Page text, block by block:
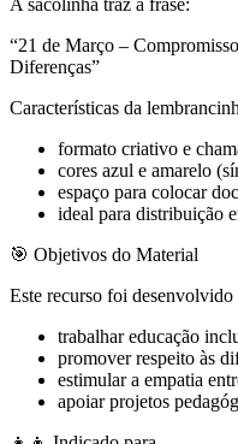
A sacolinha traz a frase:
“21 de Março –
Diferenças”
Características da
formato criativo e
cores azul e amarelo
espaço para colocar
ideal para distribuição
🎯 Objetivos do Material
Este recurso foi desenvolvido
trabalhar educação
promover respeito às
estimular a empatia
apoiar projetos